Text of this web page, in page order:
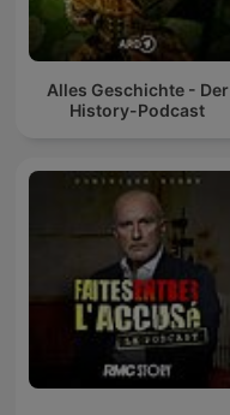
Alles Geschichte - Der
History-Podcast